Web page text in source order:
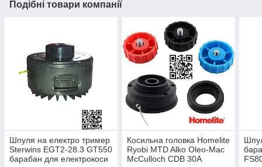
Подібні товари компанії
Шпуля на електро тример
Sterwins EGT2-28.3 GT550
барабан для електрокоси
Косильна головка Homelite
Ryobi MTD Alko Oleo-Mac
McCulloch CDB 30A